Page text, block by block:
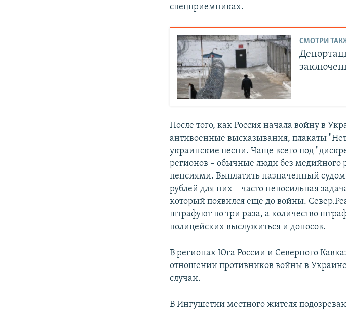
спецприемниках.
СМОТРИ
После того, как Россия начала войну в
антивоенные высказывания, плакаты
украинские песни. Чаще всего под
регионов – обычные люди без медийного
пенсиями. Выплатить назначенный
рублей для них – часто непосильная
который появился еще до войны.
штрафуют по три раза, а количество
полицейских выслужиться и доносов.
В регионах Юга России и Северного
отношении противников войны в
случаи.
В Ингушетии местного жителя